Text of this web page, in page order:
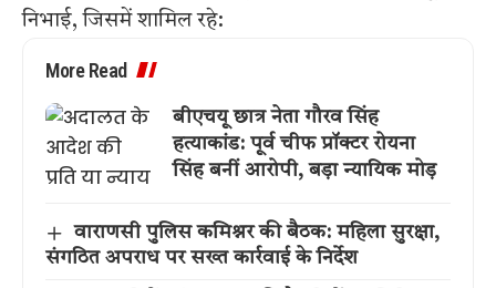
निभाई, जिसमें शामिल रहे:
More Read
बीएचयू छात्र नेता गौरव सिंह
हत्याकांड: पूर्व चीफ प्रॉक्टर रोयना
सिंह बनीं आरोपी, बड़ा न्यायिक मोड़
वाराणसी पुलिस कमिश्नर की बैठक: महिला सुरक्षा,
संगठित अपराध पर सख्त कार्रवाई के निर्देश